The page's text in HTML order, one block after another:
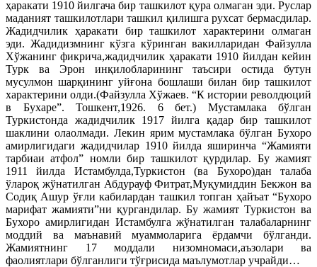
ҳаракати 1910 йилгача бир ташкилот қура олмаган эди. Руслар
маданият ташкилотлари ташкил қилишга рухсат бермасдилар.
Жадидчилик ҳаракати бир ташкилот характерини олмаган
эди. Жадидизмнинг кўзга кўринган вакилларидан Файзулла
Хўжанинг фикрича,жадидчилик ҳаракати 1910 йилдан кейин
Турк ва Эрон инқилобларининг таъсири остида бутун
мусулмон шарқининг уйғона бошлаши билан бир ташкилот
характерини олди.(Файзулла Хўжаев. “К истории револдюций
в Бухаре”. Тошкент,1926. 6 бет.) Мустамлака бўлган
Туркистонда жадидчилик 1917 йилга қадар бир ташкилот
шаклини олаолмади. Лекин ярим мустамлака бўлган Бухоро
амирлигидаги жадидчилар 1910 йилда яширинча “Жамияти
тарбиаи атфол” номли бир ташкилот қурдилар. Бу жамият
1911 йилда Истамбулда,Туркистон (ва Бухоро)дан талаба
ўлароқ жўнатилган Абдурауф Фитрат,Муқумиддин Бекжон ва
Содиқ Ашур ўғли кабилардан ташкил топган ҳайъат “Бухоро
марифат жамияти”ни қургандилар. Бу жамият Туркистон ва
Бухоро амирлигидан Истамбулга жўнатилган талабаларнинг
моддий ва маънавий муаммоларига ёрдамчи бўлганди.
Жамиятнинг 17 моддали низомномаси,аъзолари ва
фаолиятлари бўлганлиги тўғрисида маълумотлар учрайди…